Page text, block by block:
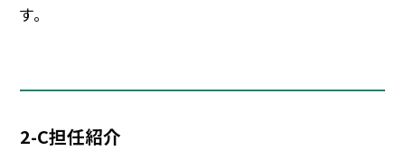
す。
2-C担任紹介